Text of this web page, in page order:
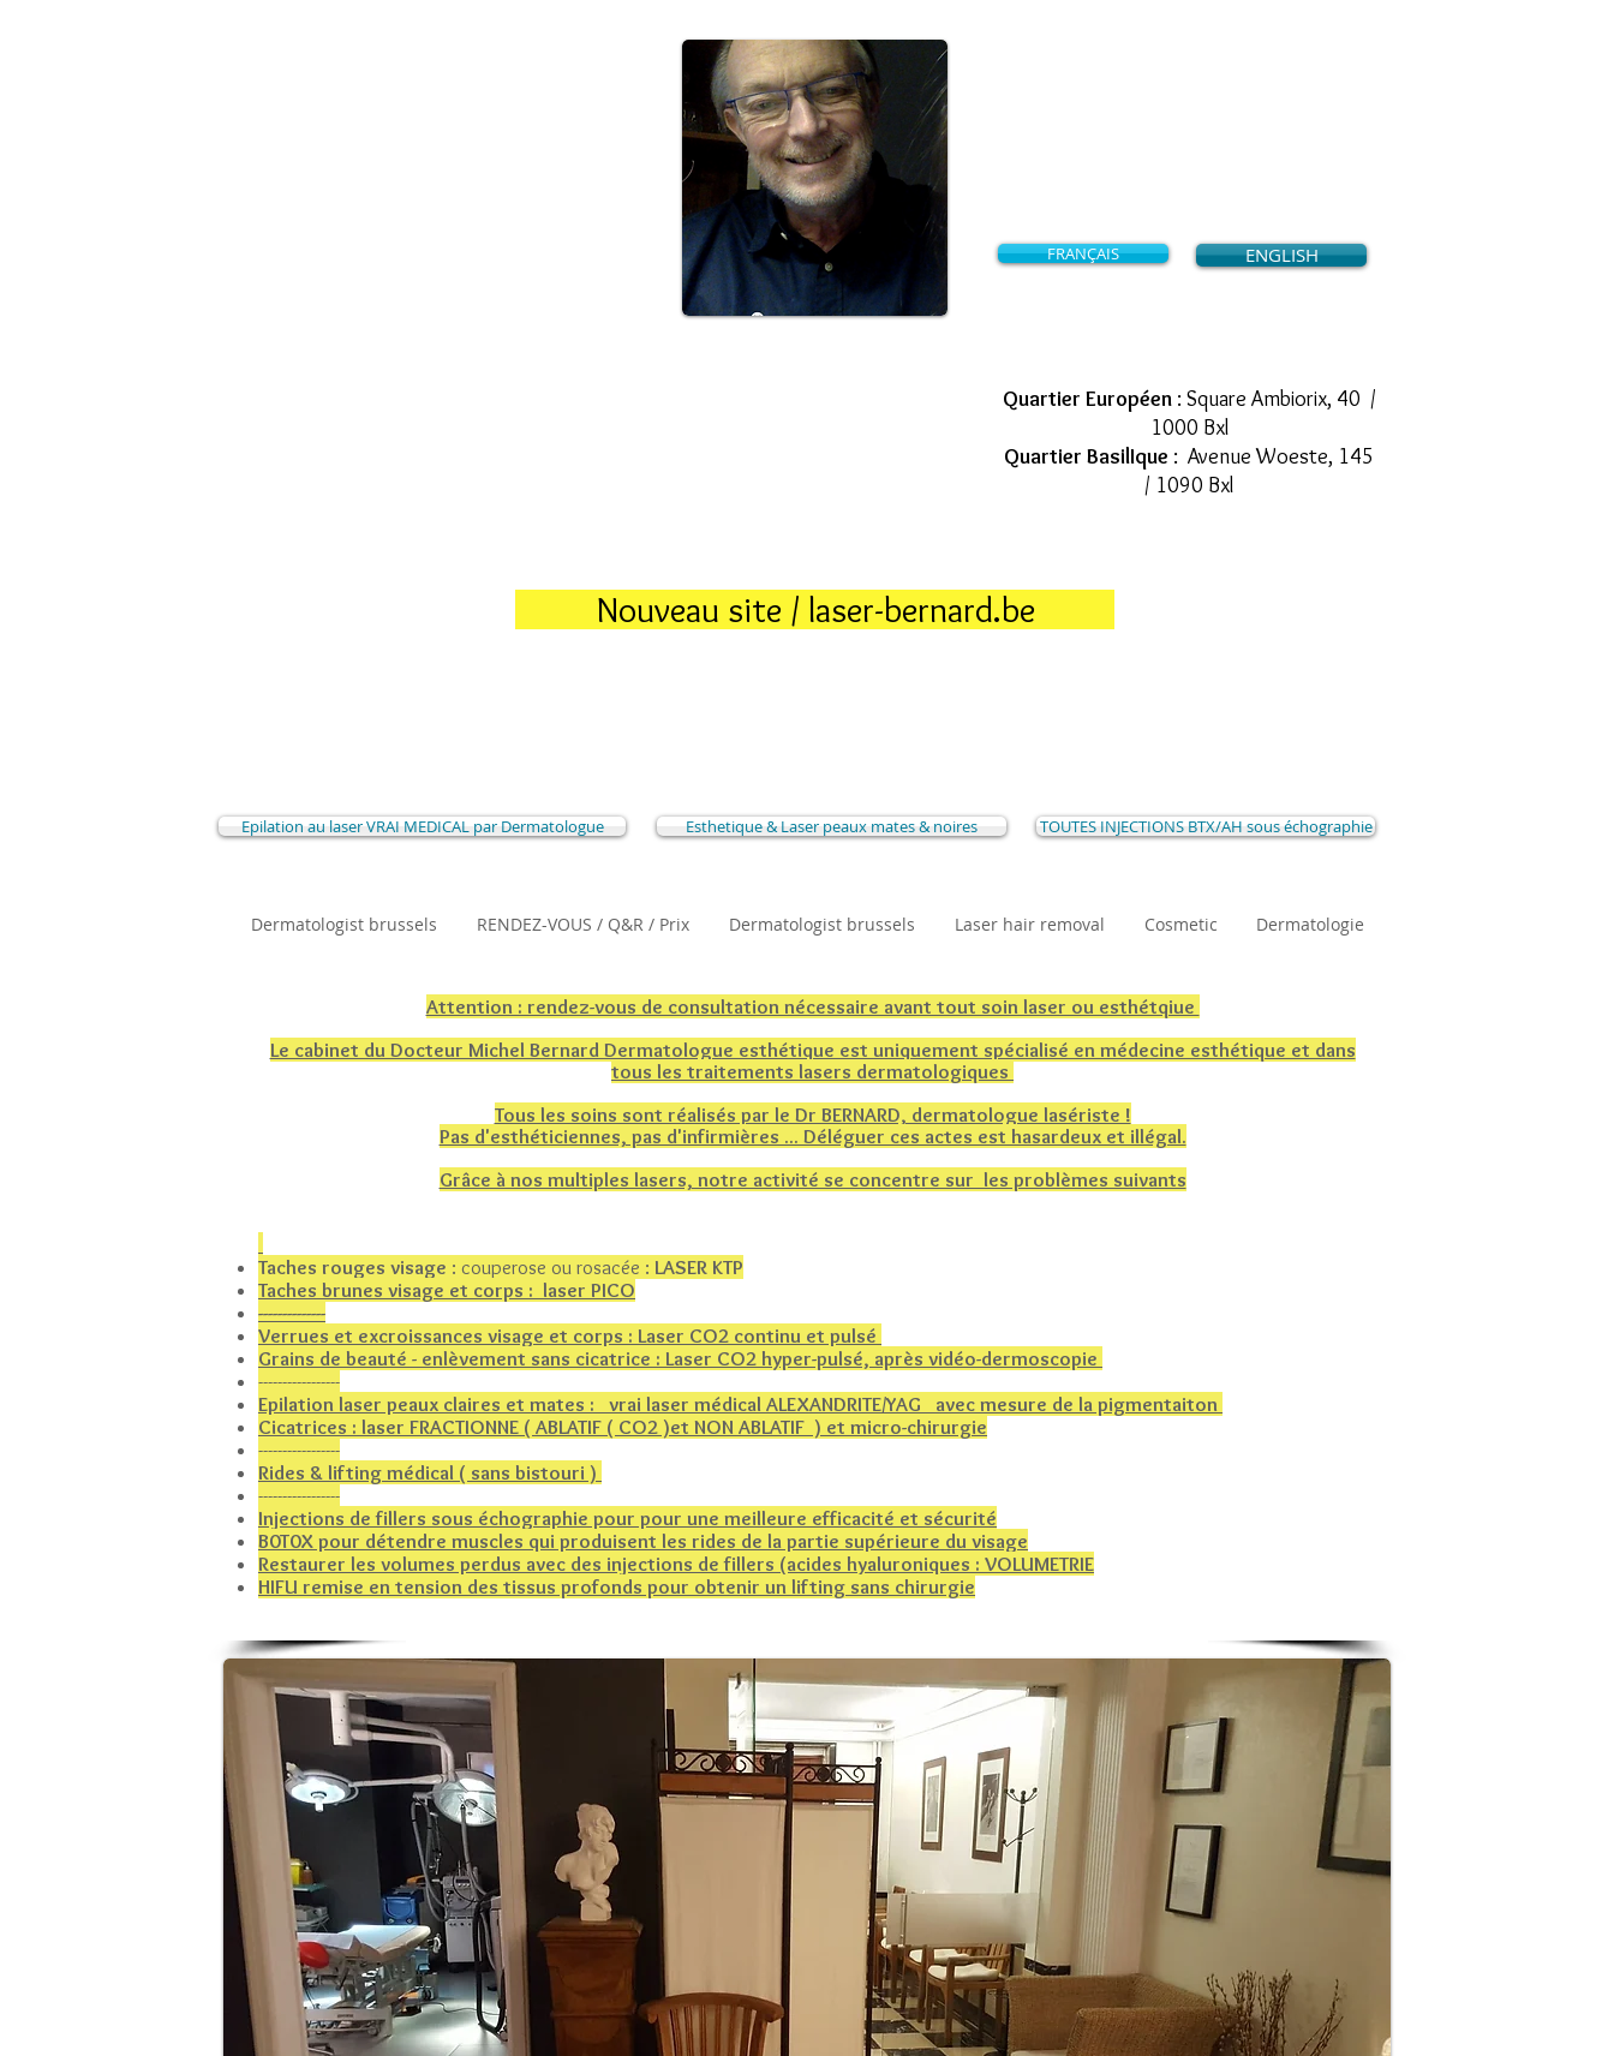
FRANÇAIS ENGLISH
Quartier Européen : Square Ambiorix, 40 /
1000 Bxl
Quartier BasilIque : Avenue Woeste, 145
/ 1090 Bxl
Nouveau site / laser-bernard.be
Epilation au laser VRAI MEDICAL par Dermatologue Esthetique & Laser peaux mates & noires TOUTES INJECTIONS BTX/AH sous échographie
Dermatologist brussels RENDEZ-VOUS / Q&R / Prix Dermatologist brussels Laser hair removal Cosmetic Dermatologie
Attention : rendez-vous de consultation nécessaire avant tout soin laser ou esthétqiue
Le cabinet du Docteur Michel Bernard Dermatologue esthétique est uniquement spécialisé en médecine esthétique et dans
tous les traitements lasers dermatologiques
Tous les soins sont réalisés par le Dr BERNARD, dermatologue lasériste !
Pas d'esthéticiennes, pas d'infirmières ... Déléguer ces actes est hasardeux et illégal.
Grâce à nos multiples lasers, notre activité se concentre sur les problèmes suivants
Taches rouges visage : couperose ou rosacée : LASER KTP
Taches brunes visage et corps : laser PICO
--------------​
Verrues et excroissances visage et corps : Laser CO2 continu et pulsé
Grains de beauté - enlèvement sans cicatrice : Laser CO2 hyper-pulsé, après vidéo-dermoscopie
-----------------
Epilation laser peaux claires et mates : vrai laser médical ALEXANDRITE/YAG avec mesure de la pigmentaiton
Cicatrices : laser FRACTIONNE ( ABLATIF ( CO2 )et NON ABLATIF ) et micro-chirurgie
-----------------
Rides & lifting médical ( sans bistouri )
-----------------
Injections de fillers sous échographie pour pour une meilleure efficacité et sécurité
B0T0X pour détendre muscles qui produisent les rides de la partie supérieure du visage
Restaurer les volumes perdus avec des injections de fillers (acides hyaluroniques​ : VOLUMETRIE
HIFU remise en tension des tissus profonds pour obtenir un lifting sans chirurgie